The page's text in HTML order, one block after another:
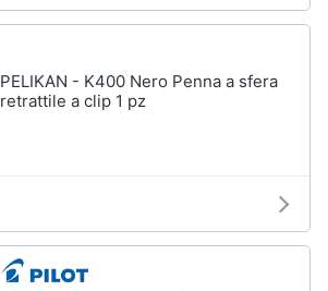
PELIKAN - K400 Nero Penna a sfera
retrattile a clip 1 pz